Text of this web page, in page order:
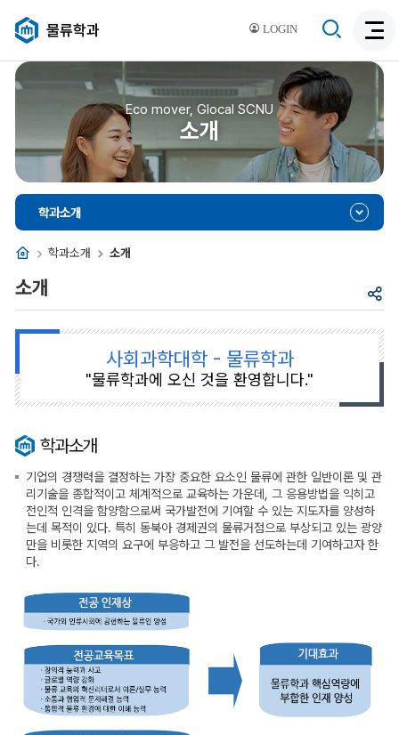
LOGIN
물류학과
색
활
성
색
Eco mover, Glocal SCNU
소개
홈 학과소개 소개
학과소개
공
소개
사회과학대학 - 물류학과
"물류학과에 오신 것을 환영합니다."
학과소개
기업의 경쟁력을 결정하는 가장 중요한 요소인 물류에 관한 일반이론 및 관
리기술을 종합적이고 체계적으로 교육하는 가운데, 그 응용방법을 익히고
전인적 인격을 함양함으로써 국가발전에 기여할 수 있는 지도자를 양성하
는데 목적이 있다. 특히 동북아 경제권의 물류거점으로 부상되고 있는 광양
만을 비롯한 지역의 요구에 부응하고 그 발전을 선도하는데 기여하고자 한
다.